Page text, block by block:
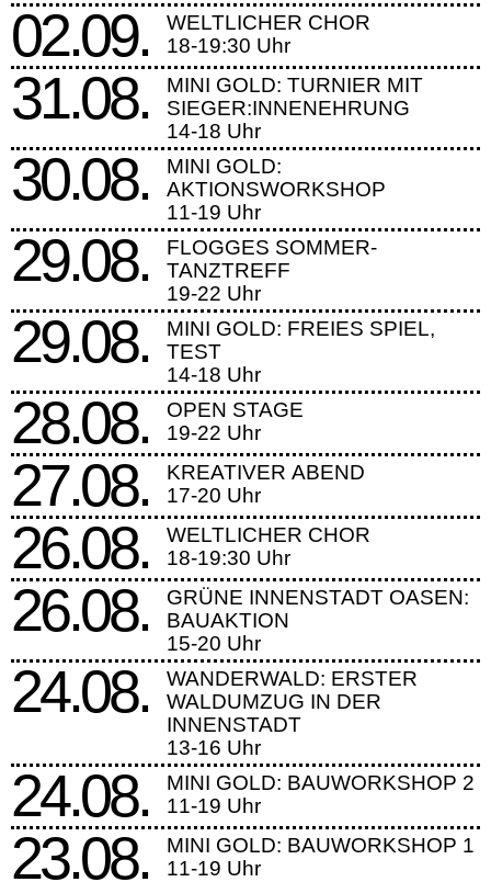
02.09.
WELTLICHER CHOR
18-19:30 Uhr
31.08.
MINI GOLD: TURNIER MIT
SIEGER:INNENEHRUNG
14-18 Uhr
30.08.
MINI GOLD:
AKTIONSWORKSHOP
11-19 Uhr
29.08.
FLOGGES SOMMER-
TANZTREFF
19-22 Uhr
29.08.
MINI GOLD: FREIES SPIEL,
TEST
14-18 Uhr
28.08.
OPEN STAGE
19-22 Uhr
27.08.
KREATIVER ABEND
17-20 Uhr
26.08.
WELTLICHER CHOR
18-19:30 Uhr
26.08.
GRÜNE INNENSTADT OASEN:
BAUAKTION
15-20 Uhr
24.08.
WANDERWALD: ERSTER
WALDUMZUG IN DER
INNENSTADT
13-16 Uhr
24.08.
MINI GOLD: BAUWORKSHOP 2
11-19 Uhr
23.08.
MINI GOLD: BAUWORKSHOP 1
11-19 Uhr